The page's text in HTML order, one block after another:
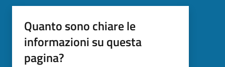
Quanto sono chiare le
informazioni su questa
pagina?